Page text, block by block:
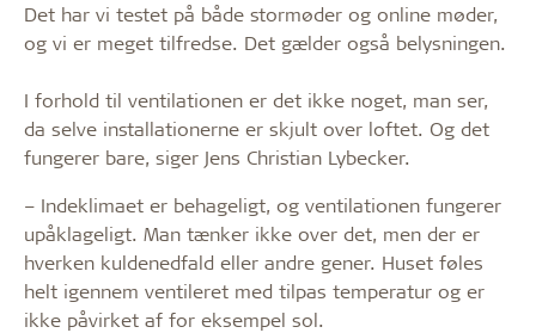
Det har vi testet på både stormøder og online møder,
og vi er meget tilfredse. Det gælder også belysningen.
I forhold til ventilationen er det ikke noget, man ser,
da selve installationerne er skjult over loftet. Og det
fungerer bare, siger Jens Christian Lybecker.
– Indeklimaet er behageligt, og ventilationen fungerer
upåklageligt. Man tænker ikke over det, men der er
hverken kuldenedfald eller andre gener. Huset føles
helt igennem ventileret med tilpas temperatur og er
ikke påvirket af for eksempel sol.